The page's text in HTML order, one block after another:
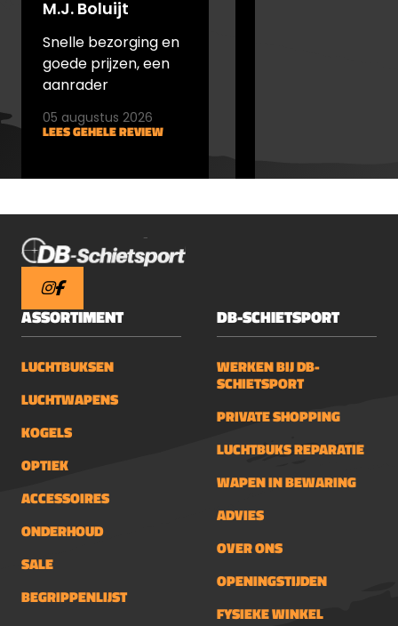
trekkergevoel. Intern beschikt het
klaar voor directe actie.Let op: Dit
pistool mag niet in openbare ruimtes
worden gedragen en is uitsluitend
bedoeld voor thuisgebruik.Specificaties
Umarex T4E TP50 Gen2
JMagazijncapaciteit: 4-
CO₂ capsuleVoeding: 1x 8 g CO₂
capsuleTrekker: Double Action
OnlyVeiligheid: Automatische trekker
beveiligingLengte: 183 mmGewicht: 585
g&nbsp;
M.J. Boluijt
Snelle bezorging en
goede prijzen, een
aanrader
LEES GEHELE REVIEW
05 augustus 2026
ASSORTIMENT
LUCHTBUKSEN
LUCHTWAPENS
KOGELS
OPTIEK
ACCESSOIRES
ONDERHOUD
SALE
BEGRIPPENLIJST
DB-SCHIETSPORT
WERKEN BIJ DB-
SCHIETSPORT
PRIVATE SHOPPING
LUCHTBUKS REPARATIE
WAPEN IN BEWARING
ADVIES
OVER ONS
OPENINGSTIJDEN
FYSIEKE WINKEL